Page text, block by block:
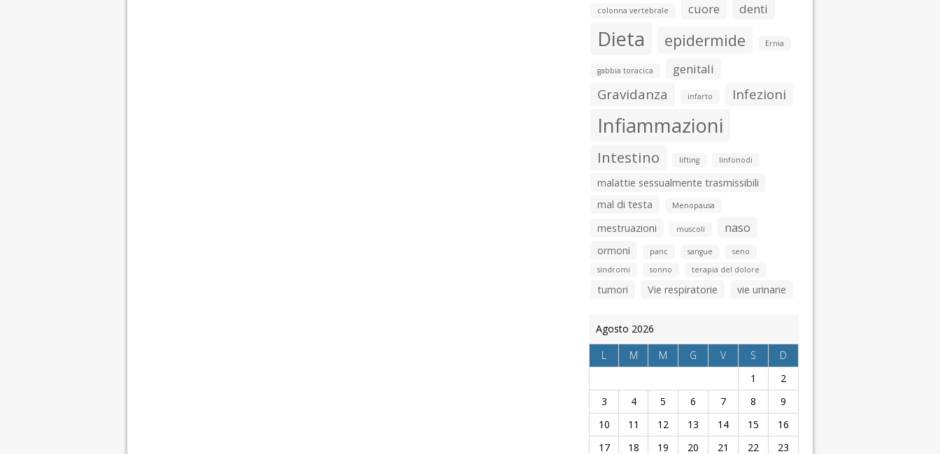
colonna vertebrale cuore denti
Dieta epidermide Ernia
gabbia toracica genitali
Gravidanza infarto Infezioni
Infiammazioni
Intestino lifting linfonodi
malattie sessualmente trasmissibili
mal di testa
Menopausa
mestruazioni muscoli naso
ormoni panc sangue
seno
sindromi
sonno terapia del dolore
tumori Vie respiratorie vie urinarie
Agosto 2026
L
M M G V S
D
1
2
3
4 5 6 7 8
9
10
11 12 13 14 15
16
17
18 19 20 21 22 23